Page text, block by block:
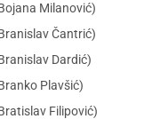
Milanović)
Čantrić)
Dardić)
Plavšić)
Filipović)